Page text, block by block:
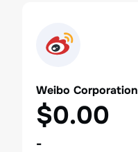
Weibo Corporation
$0.00
-